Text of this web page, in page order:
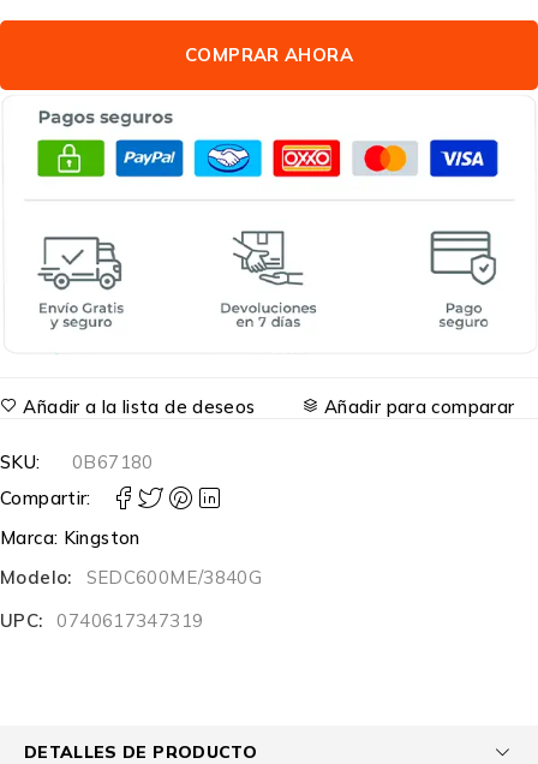
COMPRAR AHORA
Añadir a la lista de deseos Añadir para comparar
SKU:
0B67180
Compartir:
Marca: Kingston
Modelo:
SEDC600ME/3840G
UPC:
0740617347319
DETALLES DE PRODUCTO